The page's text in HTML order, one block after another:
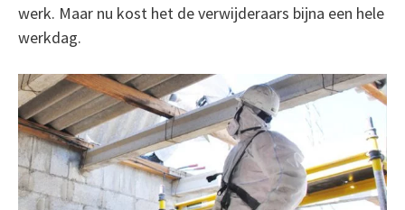
werk. Maar nu kost het de verwijderaars bijna een hele
werkdag.